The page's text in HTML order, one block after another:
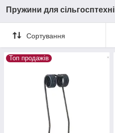
Пружини для
Сортування
Топ продажів